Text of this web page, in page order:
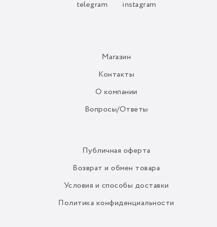
telegram instagram
Магазин
Контакты
О компании
Вопросы/Ответы
Публичная оферта
Возврат и обмен товара
Условия и способы доставки
Политика конфиденциальности